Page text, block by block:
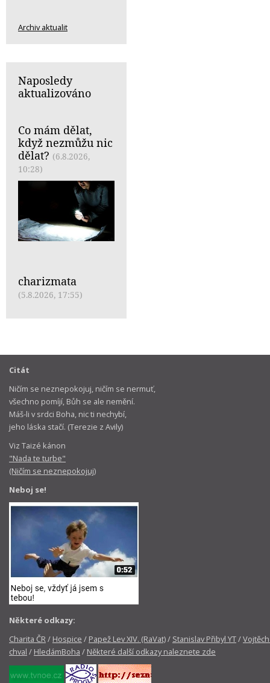
Archiv aktualit
Naposledy
aktualizováno
Co mám dělat,
když nezmůžu nic
dělat? (6.8.2026,
10:28)
charizmata
(5.8.2026, 17:55)
Citát
Ničím se neznepokojuj, ničím se nermuť,
všechno pomíjí, Bůh se ale nemění.
Máš-li v srdci Boha, nic ti nechybí,
jeho láska stačí. (Terezie z Avily)
Viz Taizé kánon
"Nada te turbe"
(Ničím se neznepokojuj)
Neboj se!
Některé odkazy:
Charita ČR/ Hospice / Papež Lev XIV. (RaVat)/ Stanislav Přibyl YT/
chval / HledámBoha / Některé další odkazy naleznete zde